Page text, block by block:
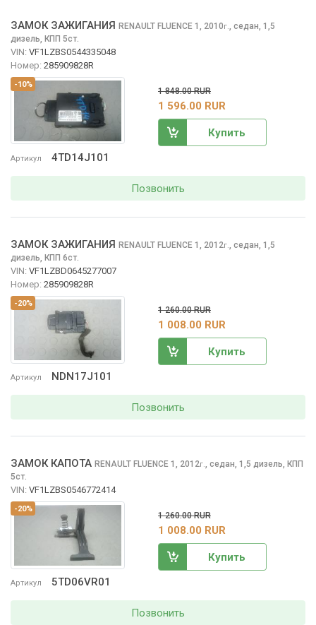
-10%
Артикул 4TD14J101
ЗАМОК ЗАЖИГАНИЯ RENAULT FLUENCE 1, 2010г. седан, 1,5
дизель, КПП 5ст.
VIN: VF1LZBS0544335048
Номер: 285909828R
1 848.00 RUR
1 596.00 RUR
Купить
Позвонить
-20%
Артикул NDN17J101
ЗАМОК ЗАЖИГАНИЯ RENAULT FLUENCE 1, 2012г. седан, 1,5
дизель, КПП 6ст.
VIN: VF1LZBD0645277007
Номер: 285909828R
1 260.00 RUR
1 008.00 RUR
Купить
Позвонить
-20%
Артикул 5TD06VR01
ЗАМОК КАПОТА RENAULT FLUENCE 1, 2012г. седан, 1,5 дизель, КПП
5ст.
VIN: VF1LZBS0546772414
1 260.00 RUR
1 008.00 RUR
Купить
Позвонить